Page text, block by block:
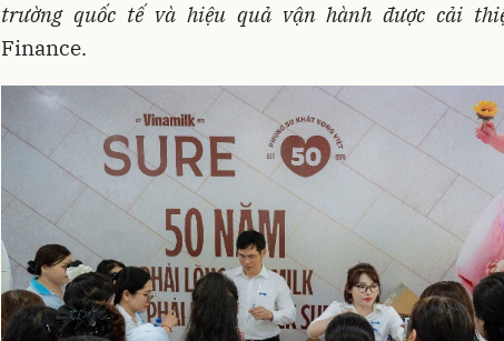
trường quốc tế và hiệu quả vận hành được cải
Finance.